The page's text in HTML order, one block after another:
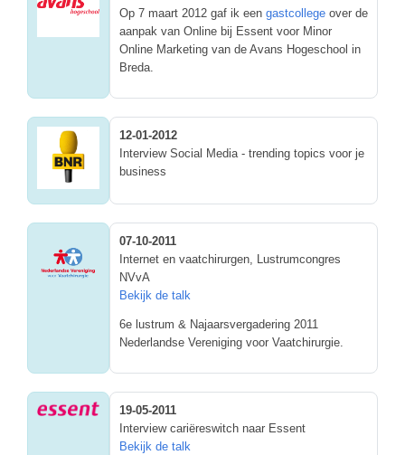
Op 7 maart 2012 gaf ik een gastcollegeover de
aanpak van Online bij Essent voor Minor
Online Marketing van de Avans Hogeschool in
Breda.
12-01-2012
Interview Social Media - trending topics voor je
business
07-10-2011
Internet en vaatchirurgen, Lustrumcongres
NVvA
Bekijk de talk
6e lustrum & Najaarsvergadering 2011
Nederlandse Vereniging voor Vaatchirurgie.
19-05-2011
Interview cariëreswitch naar Essent
Bekijk de talk